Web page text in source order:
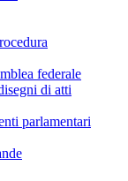
federale
di atti
parlamentari